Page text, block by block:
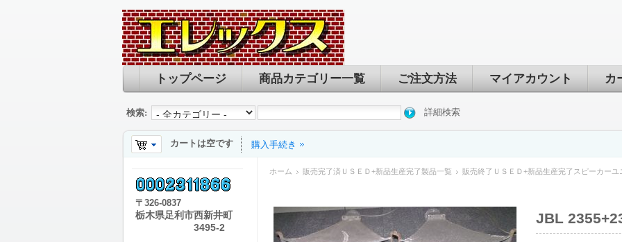
トップページ 商品カテゴリー一覧 ご注文方法 マイアカウント カ
検索: 詳細検索
カートは空です 購入手続き
ホーム 販売完了済ＵＳＥＤ+新品生産完了製品一覧 販売終了ＵＳＥＤ+新品生産完了スピーカーユ
JBL
〒 326-0837
栃木県足利市西新井町
3495-2